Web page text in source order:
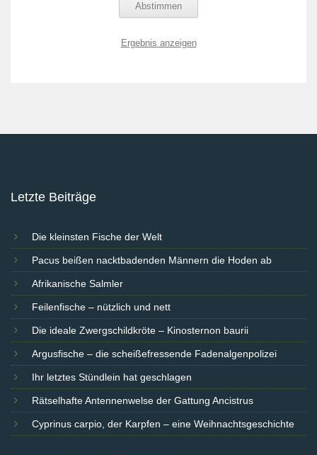
Ergebnis anzeigen
Letzte Beiträge
Die kleinsten Fische der Welt
Pacus beißen nacktbadenden Männern die Hoden ab
Afrikanische Salmler
Feilenfische – nützlich und nett
Die ideale Zwergschildkröte – Kinosternon baurii
Argusfische – die scheißefressende Fadenalgenpolizei
Ihr letztes Stündlein hat geschlagen
Rätselhafte Antennenwelse der Gattung Ancistrus
Cyprinus carpio, der Karpfen – eine Weihnachtsgeschichte